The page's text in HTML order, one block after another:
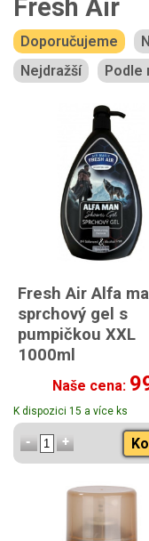
Fresh Air
Doporučujeme
Nejdražší
Podle
Fresh Air Alfa
sprchový gel s
pumpičkou XXL
1000ml
Naše cena:
K dispozici 15 a více ks